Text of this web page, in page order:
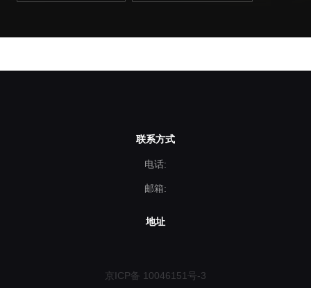
联系方式
电话:
邮箱:
地址
京ICP备 10046151号-3